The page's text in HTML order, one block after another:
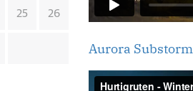
Aurora
25 26